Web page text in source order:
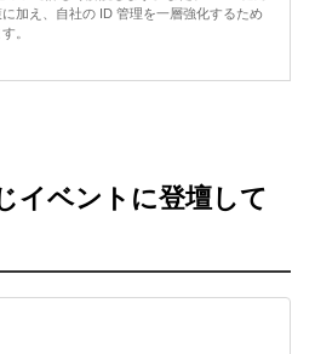
加え、自社の ID 管理を一層強化するため
。
イベントに登壇して